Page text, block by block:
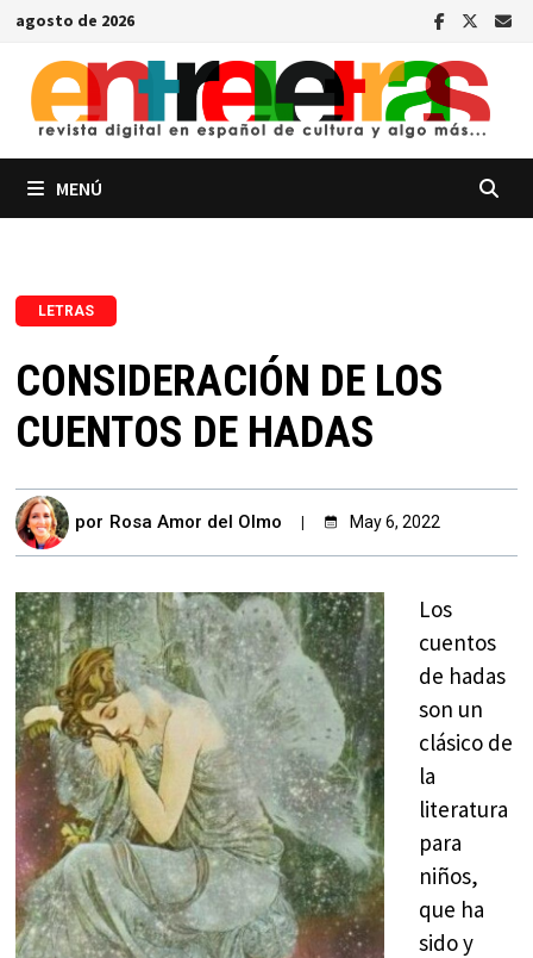
Saltar
contenido
agosto de 2026
MENÚ
LETRAS
CONSIDERACIÓN DE LOS
CUENTOS DE HADAS
por Rosa Amor del Olmo May 6, 2022
Los
cuentos
de hadas
son un
clásico de
la
literatura
para
niños,
que ha
sido y